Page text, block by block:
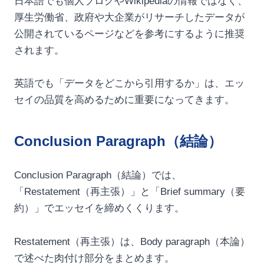
厚生労働省、政府や大企業がリサーチしたデータが
公開されているページなどを参考にするように推奨
されます。
英語でも「データをどこから引用するか」は、エッ
セイの品質を高めるために重要になってきます。
Conclusion Paragraph（結論）
Conclusion Paragraph（結論）では、
「Restatement（再主張）」と「Brief summary（要
約）」でエッセイを締めくくります。
Restatement（再主張）は、Body paragraph（本論）
で述べた肉付け部分をまとめます。